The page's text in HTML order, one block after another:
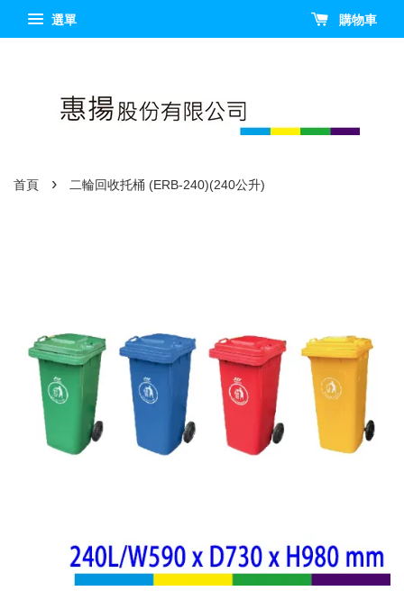
選單 購物車
首頁 › 二輪回收托桶 (ERB-240)(240公升)